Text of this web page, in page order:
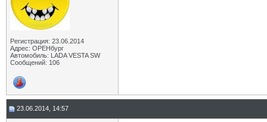
Регистрация: 23.06.2014
Адрес: ОРЕНбург
Автомобиль: LADA VESTA SW
Сообщений: 106
23.06.2014, 14:57